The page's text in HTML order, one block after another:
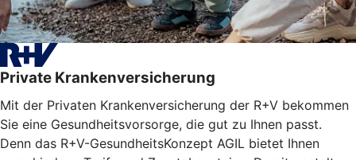
Private Krankenversicherung
Mit der Privaten Krankenversicherung der R+V bekommen
Sie eine Gesundheitsvorsorge, die gut zu Ihnen passt.
Denn das R+V-GesundheitsKonzept AGIL bietet Ihnen